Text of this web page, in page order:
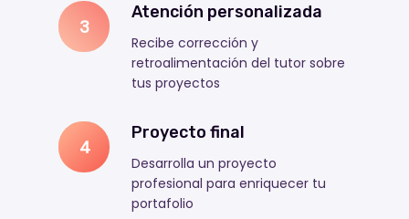
Atención personalizada
Proyecto final
Recibe corrección y
retroalimentación del tutor sobre
tus proyectos
Desarrolla un proyecto
profesional para enriquecer tu
portafolio
3
4